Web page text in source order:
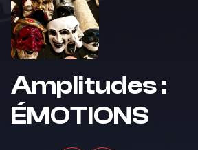
Amplitudes :
ÉMOTIONS